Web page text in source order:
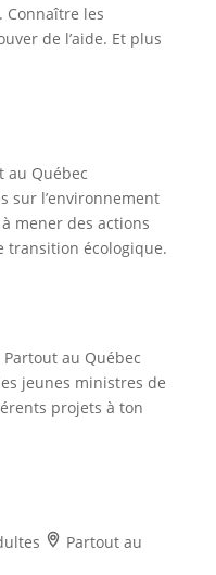
Connaître les
de l’aide. Et plus
au Québec
sur l’environnement
mener des actions
transition écologique.
Partout au Québec
jeunes ministres de
projets à ton
Partout au